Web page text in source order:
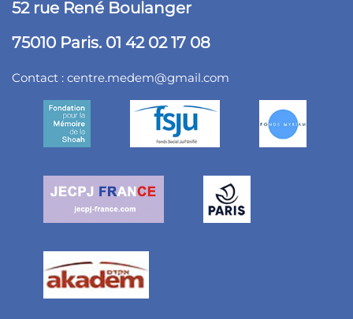
52 rue René Boulanger
75010 Paris. 01 42 02 17 08
Contact : centre.medem@gmail.com